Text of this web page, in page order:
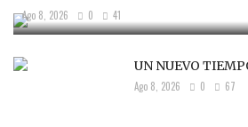
Ago 8, 2026 0 41
UN NUEVO
Ago 8, 2026 0 67